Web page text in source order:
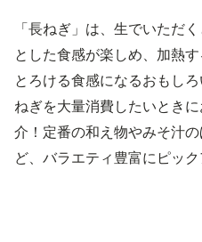
「長ねぎ」は、生でいただ
とした食感が楽しめ、加熱
とろける食感になるおもし
ねぎを大量消費したいとき
介！定番の和え物やみそ汁
ど、バラエティ豊富にピック